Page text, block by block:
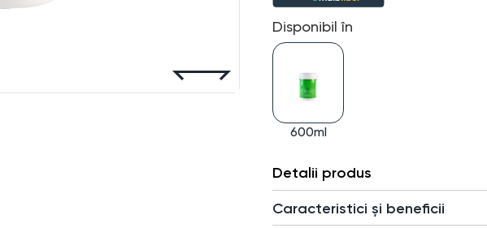
Disponibil în
600ml
Detalii produs
Caracteristici și beneficii